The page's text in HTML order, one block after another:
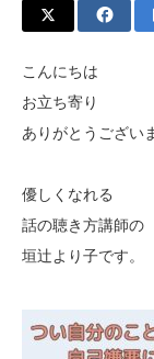
こんにちは
お立ち寄り
ありがとうござい
優しくなれる
話の聴き方講師の
垣辻より子です。